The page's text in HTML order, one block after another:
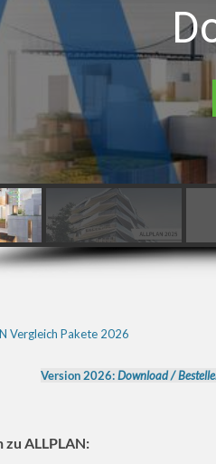
Vergleich Pakete 2026
Version 2026: Download/
ALLPLAN: